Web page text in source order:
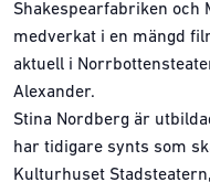
Shakespearfabriken och
medverkat i en mängd
aktuell i
Alexander.
Stina Nordberg är
har tidigare synts som
Kulturhuset